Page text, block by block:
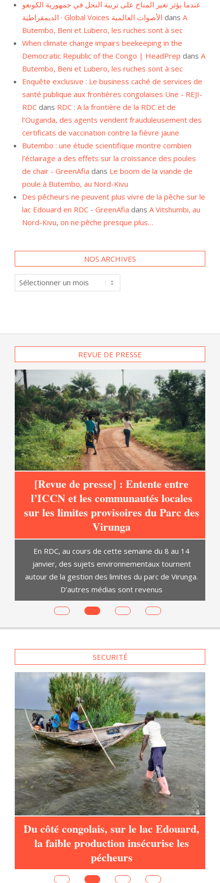
عندما يؤثر تغير المناخ على تربية النحل في جمهورية الكونغو
الديمقراطية · Global Voices الأصوات العالمية dans A
Butembo, Beni et Lubero, les ruches sont à sec
When climate change impairs beekeeping in the
Democratic Republic of the Congo | HeadPrep dans A
Butembo, Beni et Lubero, les ruches sont à sec
Enquête exclusive : Le business caché de services de
santé publique aux frontières congolaises Une - REJI-
RDC dans RDC : A la frontière de la RDC et de
l’Ouganda, des agents vendent frauduleusement des
certificats de vaccination contre la fièvre jaune
Butembo : une étude scientifique montre combien
l’éclairage a des effets sur la croissance des poules
de chair - GreenAfia dans Le boom de la viande de
poule à Butembo, au Nord-Kivu
Des pêcheurs ne peuvent plus vivre de la pêche sur le
lac Edouard en RDC - GreenAfia dans A Vitshumbi, au
Nord-Kivu, on ne pêche presque plus…
NOS ARCHIVES
Nos
archives
REVUE DE PRESSE
[Revue de presse] : Entente entre
l’ICCN et les communautés locales
sur les limites provisoires du Parc des
Virunga
En RDC, au cours de cette semaine du 8 au 14
janvier, des sujets environnementaux tournent
autour de la gestion des limites du parc de Virunga.
D’autres médias sont revenus
SECURITÉ
Du côté congolais, sur le lac Edouard,
la faible production insécurise les
pécheurs